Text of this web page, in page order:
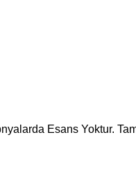
Esans Yoktur.